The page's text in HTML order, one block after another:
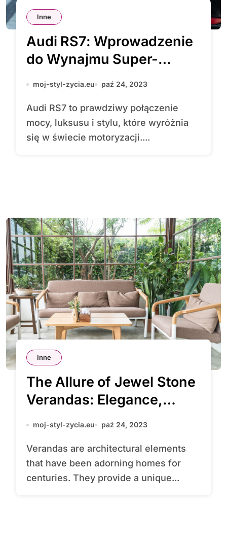
Inne
Audi RS7: Wprowadzenie
do Wynajmu Super-
Sportowego Samochodu
moj-styl-zycia.eu paź 24, 2023
Audi RS7 to prawdziwy połączenie
mocy, luksusu i stylu, które wyróżnia
się w świecie motoryzacji....
Inne
The Allure of Jewel Stone
Verandas: Elegance,
Durability, and Timeless
moj-styl-zycia.eu paź 24, 2023
Verandas are architectural elements
that have been adorning homes for
centuries. They provide a unique...